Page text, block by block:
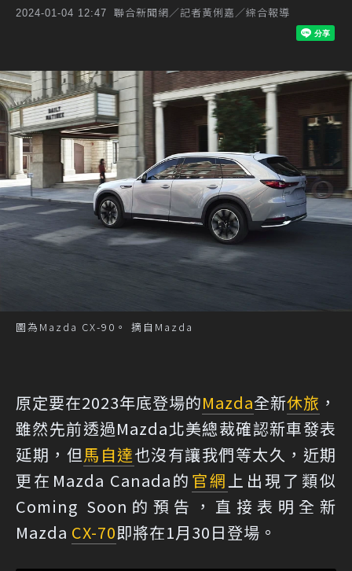
2024-01-04 12:47 聯合新聞網／記者黃俐嘉／綜合報導
圖為Mazda CX-90。 摘自Mazda
原定要在2023年底登場的Mazda全新休旅 ，
雖然先前透過Mazda北美總裁確認新車發表
延期，但馬自達也沒有讓我們等太久，近期
更在Mazda Canada的 官網上出現了類似
Coming Soon的預告，直接表明全新
Mazda CX-70即將在1月30日登場。